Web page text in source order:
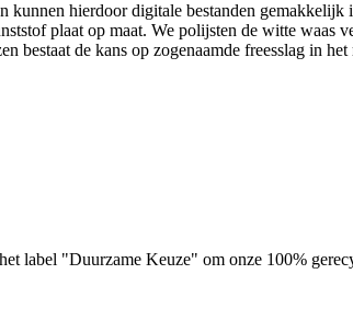
kunnen hierdoor digitale bestanden
plaat op maat. We polijsten de witte waas
bestaat de kans op zogenaamde freesslag in
label "Duurzame Keuze" om onze 100%